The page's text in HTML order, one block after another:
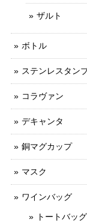
ザルト
ボトル
ステンレスタン
コラヴァン
デキャンタ
銅マグカップ
マスク
ワインバッグ
トートバッグ